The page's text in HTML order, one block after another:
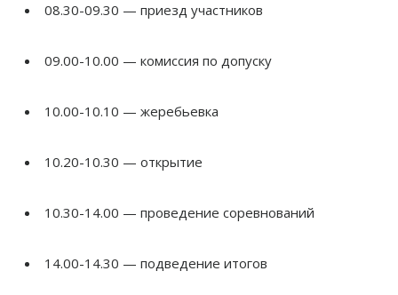
08.30-09.30 — приезд участников
09.00-10.00 — комиссия по допуску
10.00-10.10 — жеребьевка
10.20-10.30 — открытие
10.30-14.00 — проведение соревнований
14.00-14.30 — подведение итогов